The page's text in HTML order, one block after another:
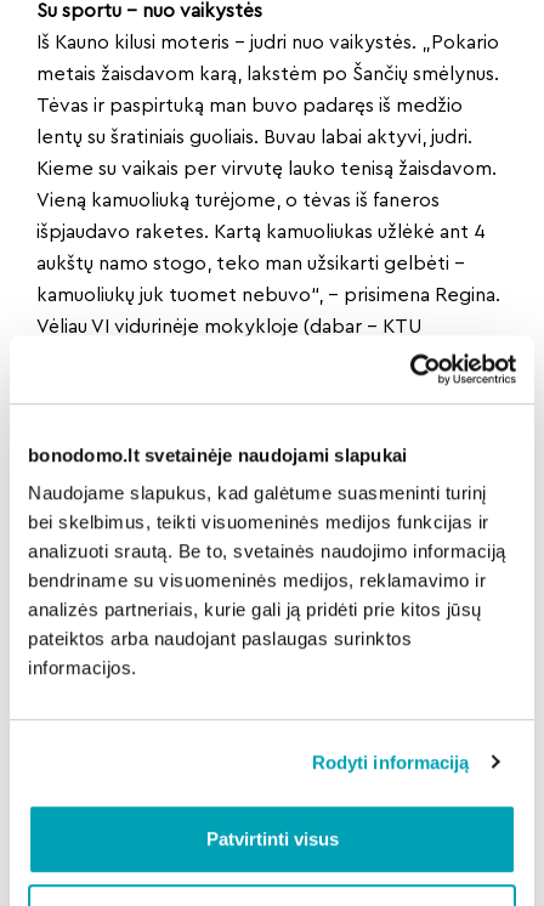
bonodomo.lt svetainėje naudojami slapukai
Naudojame slapukus, kad galėtume suasmeninti turinį
bei skelbimus, teikti visuomeninės medijos funkcijas ir
analizuoti srautą. Be to, svetainės naudojimo informaciją
bendriname su visuomeninės medijos, reklamavimo ir
analizės partneriais, kurie gali ją pridėti prie kitos jūsų
pateiktos arba naudojant paslaugas surinktos
informacijos.
Rodyti informaciją
Patvirtinti visus
Su sportu – nuo vaikystės
Iš Kauno kilusi moteris – judri nuo vaikystės. „Pokario
metais žaisdavom karą, lakstėm po Šančių smėlynus.
Tėvas ir paspirtuką man buvo padaręs iš medžio
lentų su šratiniais guoliais. Buvau labai aktyvi, judri.
Kieme su vaikais per virvutę lauko tenisą žaisdavom.
Vieną kamuoliuką turėjome, o tėvas iš faneros
išpjaudavo raketes. Kartą kamuoliukas užlėkė ant 4
aukštų namo stogo, teko man užsikarti gelbėti –
kamuoliukų juk tuomet nebuvo“, – prisimena Regina.
Vėliau VI vidurinėje mokykloje (dabar – KTU
Vaižganto progimnazija) klasiokės šokius lankė,
chorą, o Regina norėjo žaisti krepšinį. „Mokytojas
atletikos čempionas, davė man kamuolį ir sako:
„Prašau, treniruokis“. Ėmiau stebėti žaidžiančius
berniukus, judesius kartoti. Be trenerio išmokau žaisti
krepšinį, patekau į Kauno rinktinę, o 10 klasėje – į
Lietuvos mergaičių krepšinio rinktinę“, – pasakoja
moteris.
Po mokyklos įstojusi į pedagoginį institutą, fizinio
lavinimo, gamtos ir geografijos specialybę, Regina
krepšininkės karjerą – trūko kelio meniskas.
XV vidurinėje mokykloje, Regina baigė